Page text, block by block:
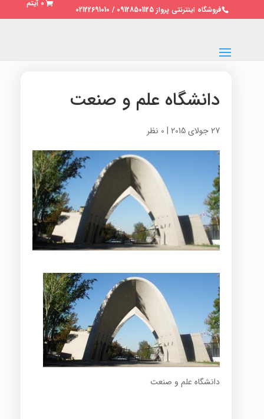
فروشگاه اینترنتی پرواز 09128501125 / 02122691010
0 آیتم
دانشگاه علم و صنعت
27 جولای 2015 | 0 نظر
دانشگاه علم و صنعت